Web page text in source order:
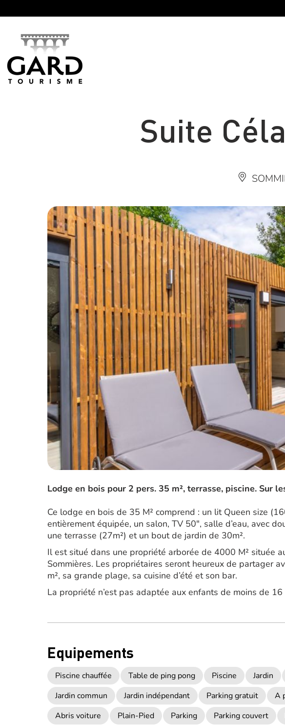
Suite
Lodge en bois pour 2 pers. 35 m², terrasse, piscine. Sur
Ce lodge en bois de 35 M² comprend : un lit Queen size
entièrement équipée, un salon, TV 50″, salle d’eau, avec
une terrasse (27m²) et un bout de jardin de 30m².
Il est situé dans une propriété arborée de 4000 M² située
Sommières. Les propriétaires seront heureux de partager
m², sa grande plage, sa cuisine d’été et son bar.
La propriété n’est pas adaptée aux enfants de moins de 16
Equipements
Piscine chauffée Table de ping pong Piscine Jardin
Jardin commun
Jardin indépendant Parking gratuit
A
Abris voiture
Plain-Pied Parking Parking couvert